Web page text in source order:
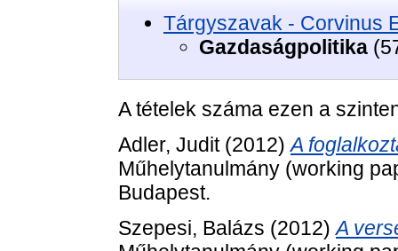
Tárgyszavak - Corvinus
Gazdaságpolitika
A tételek száma ezen a
Adler, Judit(2012)A
Műhelytanulmány (working
Budapest.
Szepesi, Balázs (2012)A